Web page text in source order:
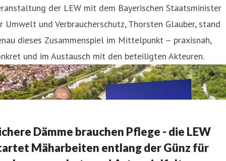
der LEW mit dem Bayerischen Staatsminister
Umwelt und Verbraucherschutz, Thorsten Glauber, stand
dieses Zusammenspiel im Mittelpunkt – praxisnah,
und im Austausch mit den beteiligten Akteuren.
Dämme brauchen Pflege - die LEW
Mäharbeiten entlang der Günz für